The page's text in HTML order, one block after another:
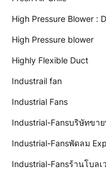
High Pressure Blower :
High Pressure blower
Highly Flexible Duct
Industrail fan
Industrial Fans
Industrial-Fansบริษัทขา
Industrial-Fansพัดลม
Industrial-Fansร้านโบลเ